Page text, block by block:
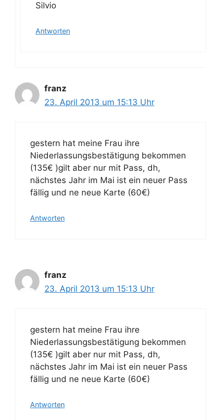
Silvio
Antworten
franz
23. April 2013 um 15:13 Uhr
gestern hat meine Frau ihre
Niederlassungsbestätigung bekommen
(135€ )gilt aber nur mit Pass, dh,
nächstes Jahr im Mai ist ein neuer Pass
fällig und ne neue Karte (60€)
Antworten
franz
23. April 2013 um 15:13 Uhr
gestern hat meine Frau ihre
Niederlassungsbestätigung bekommen
(135€ )gilt aber nur mit Pass, dh,
nächstes Jahr im Mai ist ein neuer Pass
fällig und ne neue Karte (60€)
Antworten